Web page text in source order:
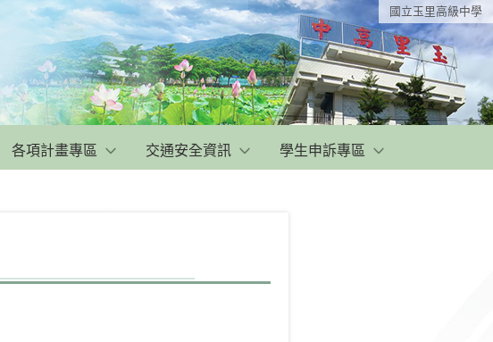
國立玉里高級中學
各項計畫專區 交通安全資訊 學生申訴專區